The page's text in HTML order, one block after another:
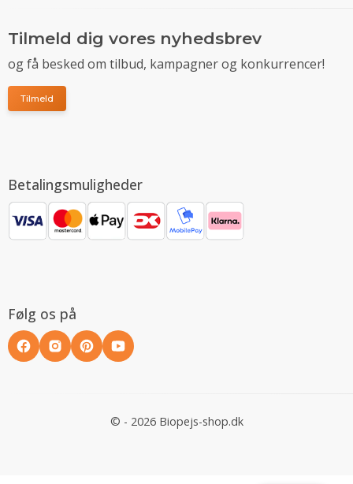
Tilmeld dig vores nyhedsbrev
og få besked om tilbud, kampagner og konkurrencer!
Tilmeld
Betalingsmuligheder
Følg os på
© - 2026 Biopejs-shop.dk